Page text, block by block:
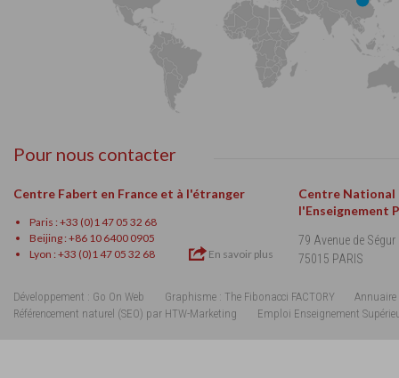
Pour nous contacter
Centre Fabert en France et à l'étranger
Paris : +33 (0)1 47 05 32 68
Beijing : +86 10 6400 0905
Lyon : +33 (0)1 47 05 32 68
En savoir plus
Centre National
l'Enseignement
79 Avenue de Ségur
75015 PARIS
Développement : Go On Web Graphisme : The Fibonacci FACTORY
Annuaire
Référencement naturel (SEO) par HTW-Marketing
Emploi Enseignement